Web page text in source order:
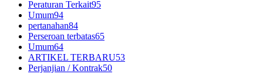
Peraturan Terkait95
Umum94
pertanahan84
Perseroan terbatas65
Umum64
ARTIKEL TERBARU53
Perjanjian / Kontrak50